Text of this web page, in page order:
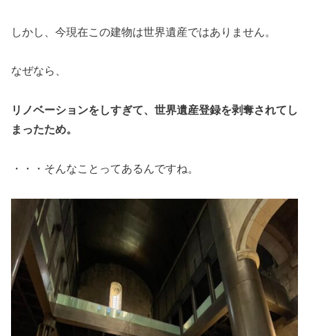
しかし、今現在この建物は世界遺産ではありません。
なぜなら、
リノベーションをしすぎて、世界遺産登録を剥奪されてし
まったため。
・・・そんなことってあるんですね。